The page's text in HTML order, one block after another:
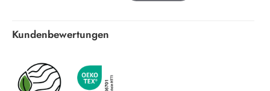
Kundenbewertungen